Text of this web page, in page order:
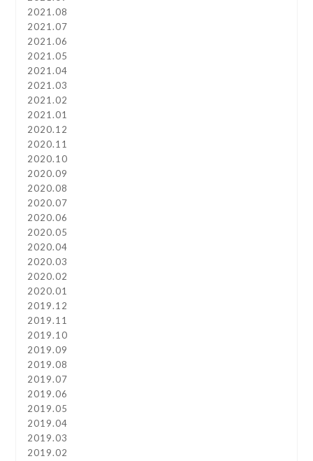
2021.08
2021.07
2021.06
2021.05
2021.04
2021.03
2021.02
2021.01
2020.12
2020.11
2020.10
2020.09
2020.08
2020.07
2020.06
2020.05
2020.04
2020.03
2020.02
2020.01
2019.12
2019.11
2019.10
2019.09
2019.08
2019.07
2019.06
2019.05
2019.04
2019.03
2019.02